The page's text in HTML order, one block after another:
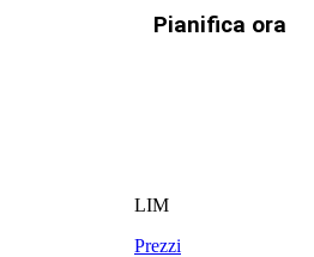
Pianifica ora
LIM
Prezzi